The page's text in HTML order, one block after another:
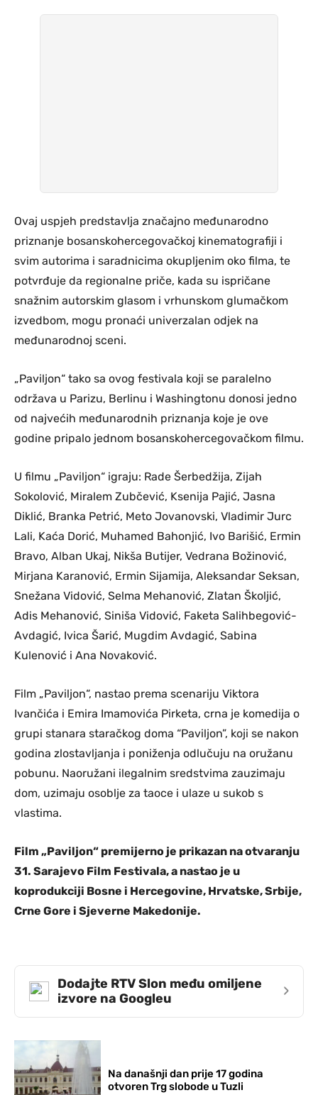
Ovaj uspjeh predstavlja značajno međunarodno
priznanje bosanskohercegovačkoj kinematografiji i
svim autorima i saradnicima okupljenim oko filma, te
potvrđuje da regionalne priče, kada su ispričane
snažnim autorskim glasom i vrhunskom glumačkom
izvedbom, mogu pronaći univerzalan odjek na
međunarodnoj sceni.
„Paviljon“ tako sa ovog festivala koji se paralelno
održava u Parizu, Berlinu i Washingtonu donosi jedno
od najvećih međunarodnih priznanja koje je ove
godine pripalo jednom bosanskohercegovačkom filmu.
U filmu „Paviljon“ igraju: Rade Šerbedžija, Zijah
Sokolović, Miralem Zubčević, Ksenija Pajić, Jasna
Diklić, Branka Petrić, Meto Jovanovski, Vladimir Jurc
Lali, Kaća Dorić, Muhamed Bahonjić, Ivo Barišić, Ermin
Bravo, Alban Ukaj, Nikša Butijer, Vedrana Božinović,
Mirjana Karanović, Ermin Sijamija, Aleksandar Seksan,
Snežana Vidović, Selma Mehanović, Zlatan Školjić,
Adis Mehanović, Siniša Vidović, Faketa Salihbegović-
Avdagić, Ivica Šarić, Mugdim Avdagić, Sabina
Kulenović i Ana Novaković.
Film „Paviljon“, nastao prema scenariju Viktora
Ivančića i Emira Imamovića Pirketa, crna je komedija o
grupi stanara staračkog doma “Paviljon”, koji se nakon
godina zlostavljanja i poniženja odlučuju na oružanu
pobunu. Naoružani ilegalnim sredstvima zauzimaju
dom, uzimaju osoblje za taoce i ulaze u sukob s
vlastima.
Film „Paviljon“ premijerno je prikazan na otvaranju
31. Sarajevo Film Festivala, a nastao je u
koprodukciji Bosne i Hercegovine, Hrvatske, Srbije,
Crne Gore i Sjeverne Makedonije.
Dodajte RTV Slon među omiljene
izvore na Googleu
›
Na današnji dan prije 17 godina
otvoren Trg slobode u Tuzli